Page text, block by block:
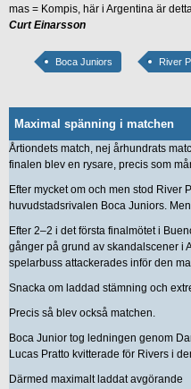
mas = Kompis, här i Argentina är
Curt Einarsson
Boca Juniors River
Maximal spänning i matchen
Årtiondets match, nej århundrats
finalen blev en rysare, precis som
Efter mycket om och men stod River
huvudstadsrivalen Boca Juniors.
Efter 2–2 i det första finalmötet i
gånger på grund av skandalscener i
spelarbuss attackerades inför den
Snacka om laddad stämning och
Precis så blev också matchen.
Boca Junior tog ledningen genom
Lucas Pratto kvitterade för Rivers i
Därmed maximalt laddat avgörande